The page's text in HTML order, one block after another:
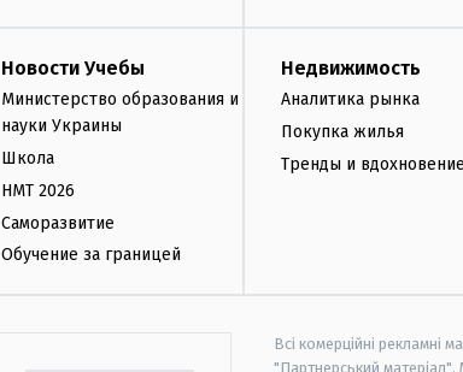
Новости Учебы
Министерство образования и
науки Украины
Школа
НМТ 2026
Саморазвитие
Обучение за границей
Недвижимость
Аналитика рынка
Покупка жилья
Тренды и вдохновение
Всі комерційні рекламні
"Партнерський